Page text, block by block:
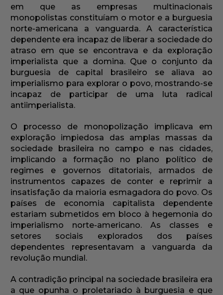
em que as empresas multinacionais
monopolistas constituíam o motor e a burguesia
norte-americana a vanguarda. A característica
dependente era incapaz de liberar a sociedade do
atraso em que se encontrava e da exploração
imperialista que a domina. Que o conjunto da
burguesia de capital brasileiro se aliava ao
imperialismo para explorar o povo, mostrando-se
incapaz de participar de uma luta radical
antiimperialista.
O processo de monopolização implicava em
exploração impiedosa das amplas massas da
sociedade brasileira no campo e nas cidades,
implicando a formação no plano político de
regimes e governos ditatoriais, armados de
instrumentos capazes de conter e reprimir a
insatisfação da maioria esmagadora do povo. Os
países de economia capitalista dependente
estariam submetidos em bloco à hegemonia do
imperialismo norte-americano. As classes e
setores sociais explorados dos países
dependentes representavam a vanguarda da
revolução mundial.
A contradição principal na sociedade brasileira era
a que opunha o proletariado à burguesia e que